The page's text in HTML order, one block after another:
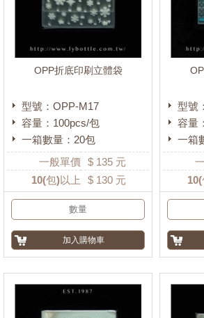
OPP折底印刷立體袋
型號：OPP-M17
容量：100pcs/包
一箱數量：20包
一般單價 $ 135 元
10(包)以上 $ 130 元
型號
容量
一箱
10(